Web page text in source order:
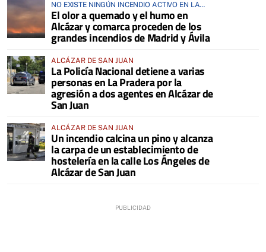
NO EXISTE NINGÚN INCENDIO ACTIVO EN LA
COMARCA
El olor a quemado y el humo en
Alcázar y comarca proceden de los
grandes incendios de Madrid y Ávila
ALCÁZAR DE SAN JUAN
La Policía Nacional detiene a varias
personas en La Pradera por la
agresión a dos agentes en Alcázar de
San Juan
ALCÁZAR DE SAN JUAN
Un incendio calcina un pino y alcanza
la carpa de un establecimiento de
hostelería en la calle Los Ángeles de
Alcázar de San Juan